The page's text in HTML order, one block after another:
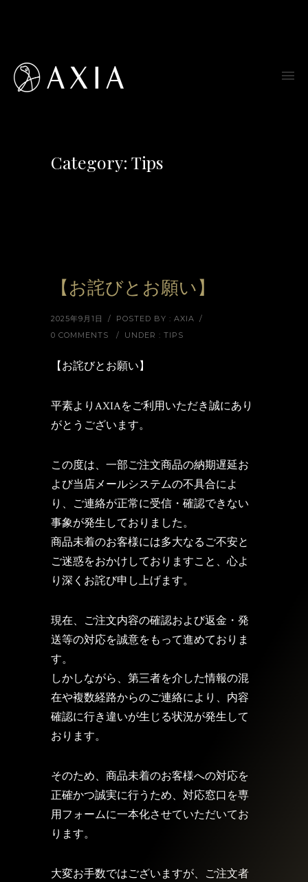
Category: Tips
【お詫びとお願い】
2025年9月1日 / POSTED BY : AXIA /
0 COMMENTS
/ UNDER : TIPS
【お詫びとお願い】
平素よりAXIAをご利用いただき誠にあり
がとうございます。
この度は、一部ご注文商品の納期遅延お
よび当店メールシステムの不具合によ
り、ご連絡が正常に受信・確認できない
事象が発生しておりました。
商品未着のお客様には多大なるご不安と
ご迷惑をおかけしておりますこと、心よ
り深くお詫び申し上げます。
現在、ご注文内容の確認および返金・発
送等の対応を誠意をもって進めておりま
す。
しかしながら、第三者を介した情報の混
在や複数経路からのご連絡により、内容
確認に行き違いが生じる状況が発生して
おります。
そのため、商品未着のお客様への対応を
正確かつ誠実に行うため、対応窓口を専
用フォームに一本化させていただいてお
ります。
大変お手数ではございますが、ご注文者